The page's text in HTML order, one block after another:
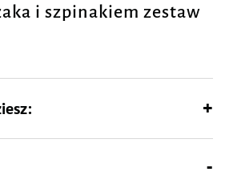
i szpinakiem zestaw